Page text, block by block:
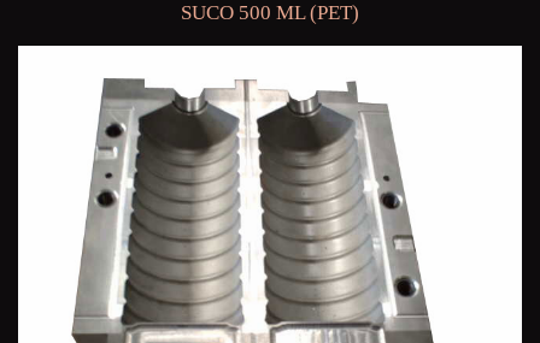
SUCO 500 ML (PET)